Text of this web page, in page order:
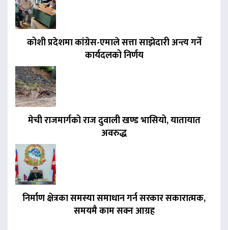
कोशी प्रदेशमा कांग्रेस-एमाले सत्ता साझेदारी अन्त्य गर्ने
कार्यदलको निर्णय
मेची राजमार्गको राज दुवाली खण्ड भासियो, यातायात
अवरुद्ध
निर्माण क्षेत्रका समस्या समाधान गर्न सरकार सकारात्मक,
समयमै काम सक्न आग्रह